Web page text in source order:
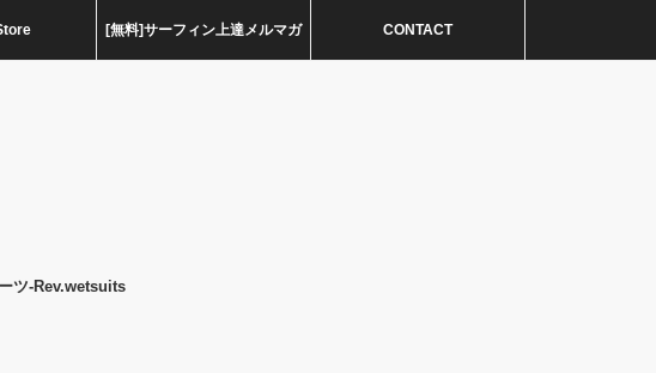
[無料]サーフィン上達メルマガ CONTACT
ツ-Rev.wetsuits